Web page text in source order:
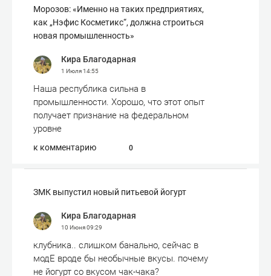
Морозов: «Именно на таких предприятиях,
как „Нэфис Косметикс“, должна строиться
новая промышленность»
Кира Благодарная
1 Июля14:55
Наша республика сильна в
промышленности. Хорошо, что этот опыт
получает признание на федеральном
уровне
к комментарию 0
ЗМК выпустил новый питьевой йогурт
Кира Благодарная
10 Июня09:29
клубника.. слишком банально, сейчас в
модЕ вроде бы необычные вкусы. почему
не йогурт со вкусом чак-чака?